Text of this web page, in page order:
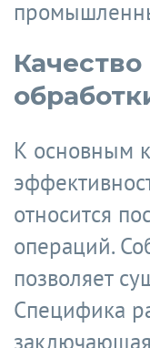
К основным
относится
операций.
позволяет
Специфика